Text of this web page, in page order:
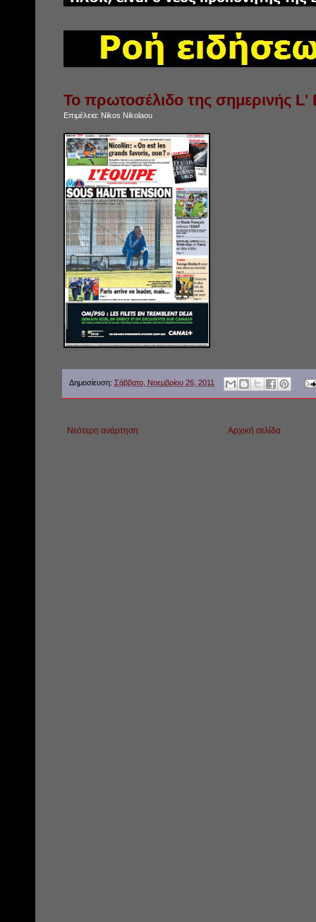
Το πρωτοσέλιδο της σημερινής L'
Επιμέλεια: Nikos Nikolaou
Δημοσίευση: Σάββατο, Νοεμβρίου 26, 2011
Νεότερη ανάρτηση Αρχική σελίδα